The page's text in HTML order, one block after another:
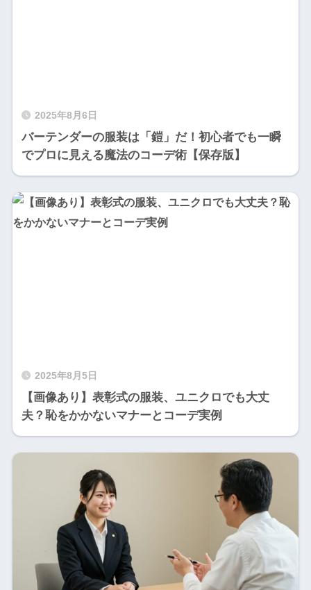
2025年8月6日
バーテンダーの服装は「鎧」だ！初心者でも一瞬
でプロに見える魔法のコーデ術【保存版】
2025年8月5日
【画像あり】表彰式の服装、ユニクロでも大丈
夫？恥をかかないマナーとコーデ実例